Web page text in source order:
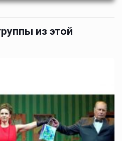
из этой